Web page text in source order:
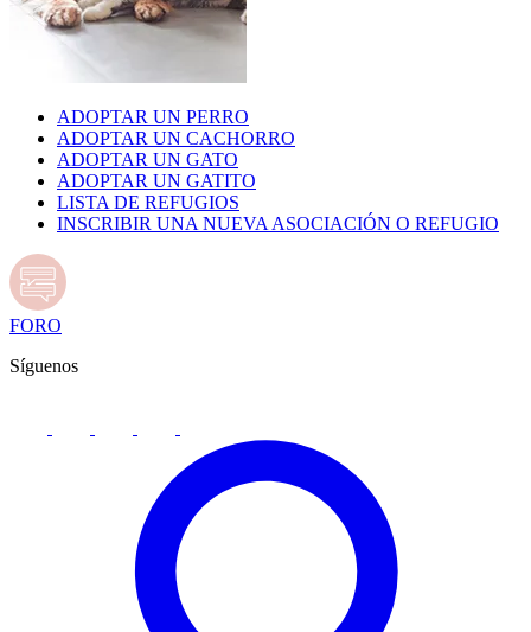
ADOPTAR UN PERRO
ADOPTAR UN CACHORRO
ADOPTAR UN GATO
ADOPTAR UN GATITO
LISTA DE REFUGIOS
INSCRIBIR UNA NUEVA ASOCIACIÓN O REFUGIO
FORO
Síguenos